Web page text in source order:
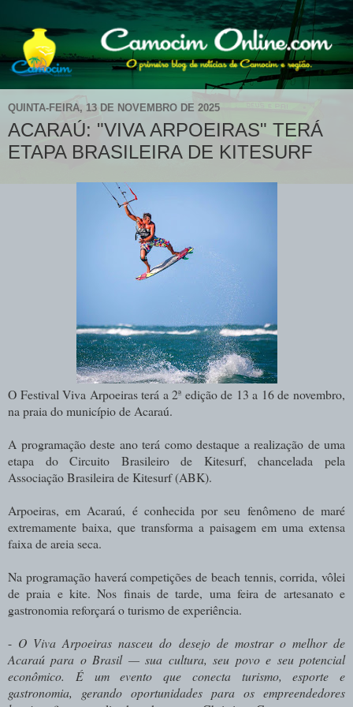
QUINTA-FEIRA, 13 DE NOVEMBRO DE 2025
ACARAÚ: "VIVA ARPOEIRAS" TERÁ
ETAPA BRASILEIRA DE KITESURF
O Festival Viva Arpoeiras terá a 2ª edição de 13 a 16 de novembro,
na praia do município de Acaraú.
A programação deste ano terá como destaque a realização de uma
etapa do Circuito Brasileiro de Kitesurf, chancelada pela
Associação Brasileira de Kitesurf (ABK).
Arpoeiras, em Acaraú, é conhecida por seu fenômeno de maré
extremamente baixa, que transforma a paisagem em uma extensa
faixa de areia seca.
Na programação haverá competições de beach tennis, corrida, vôlei
de praia e kite. Nos finais de tarde, uma feira de artesanato e
gastronomia reforçará o turismo de experiência.
- O Viva Arpoeiras nasceu do desejo de mostrar o melhor de
Acaraú para o Brasil — sua cultura, seu povo e seu potencial
econômico. É um evento que conecta turismo, esporte e
gastronomia, gerando oportunidades para os empreendedores